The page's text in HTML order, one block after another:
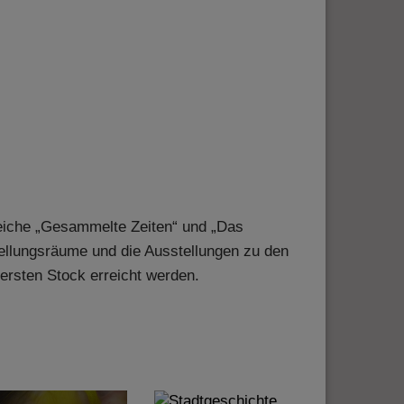
„Gesammelte Zeiten“ und „Das
und die Ausstellungen zu den
Stock erreicht werden.